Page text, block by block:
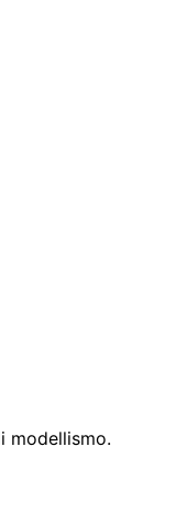
modellismo.